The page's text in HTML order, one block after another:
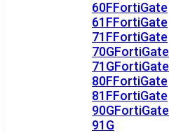
60FFortiGate
61FFortiGate
71FFortiGate
70GFortiGate
71GFortiGate
80FFortiGate
81FFortiGate
90GFortiGate
91G